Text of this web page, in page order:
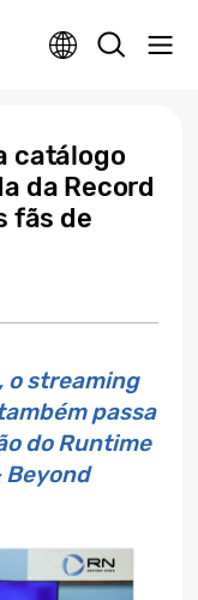
catálogo
da Record
fãs de
o streaming
passa
do Runtime
Beyond